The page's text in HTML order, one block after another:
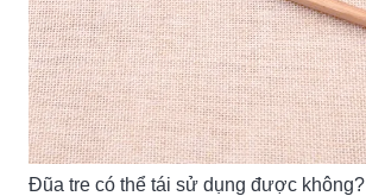
Đũa tre có thể tái sử dụng được không?